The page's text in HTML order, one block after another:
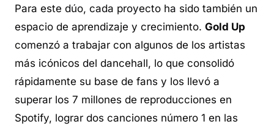
Para este dúo, cada proyecto ha sido también un
espacio de aprendizaje y crecimiento. Gold Up
comenzó a trabajar con algunos de los artistas
más icónicos del dancehall, lo que consolidó
rápidamente su base de fans y los llevó a
superar los 7 millones de reproducciones en
Spotify, lograr dos canciones número 1 en las